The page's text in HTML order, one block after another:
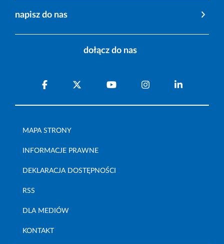
napisz do nas
dołącz do nas
MAPA STRONY
INFORMACJE PRAWNE
DEKLARACJA DOSTĘPNOŚCI
RSS
DLA MEDIÓW
KONTAKT